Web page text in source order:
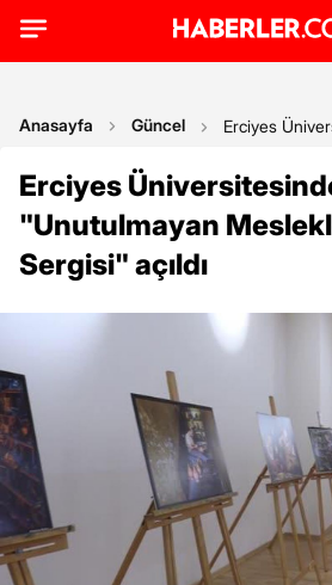
Anasayfa Güncel Erciyes
Erciyes
"Unutulmayan
Sergisi" açıldı